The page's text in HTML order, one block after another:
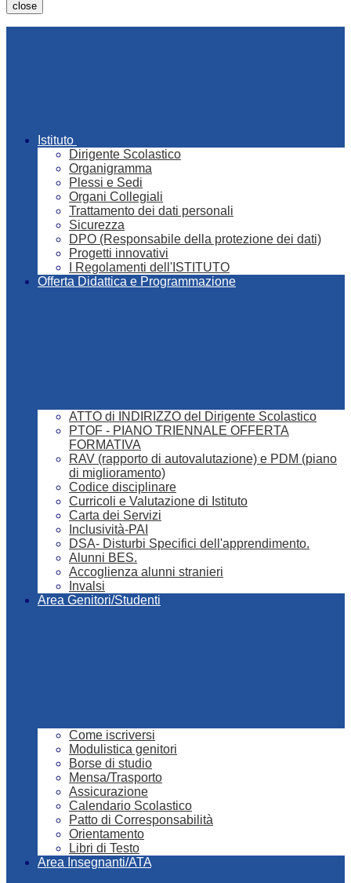
close
Istituto
Dirigente Scolastico
Organigramma
Plessi e Sedi
Organi Collegiali
Trattamento dei dati personali
Sicurezza
DPO (Responsabile della protezione dei dati)
Progetti innovativi
I Regolamenti dell'ISTITUTO
Offerta Didattica e Programmazione
ATTO di INDIRIZZO del Dirigente Scolastico
PTOF - PIANO TRIENNALE OFFERTA
FORMATIVA
RAV (rapporto di autovalutazione) e PDM (piano
di miglioramento)
Codice disciplinare
Curricoli e Valutazione di Istituto
Carta dei Servizi
Inclusività-PAI
DSA- Disturbi Specifici dell'apprendimento.
Alunni BES.
Accoglienza alunni stranieri
Invalsi
Area Genitori/Studenti
Come iscriversi
Modulistica genitori
Borse di studio
Mensa/Trasporto
Assicurazione
Calendario Scolastico
Patto di Corresponsabilità
Orientamento
Libri di Testo
Area Insegnanti/ATA